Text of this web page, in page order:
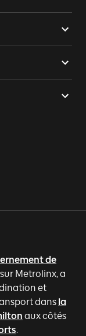
de
Metrolinx, a
et
dans la
aux côtés
.